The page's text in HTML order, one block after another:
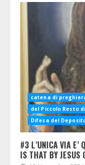
catena di
del Piccolo Resto
Difesa del
#3 L’UNICA VIA E’
IS THAT BY